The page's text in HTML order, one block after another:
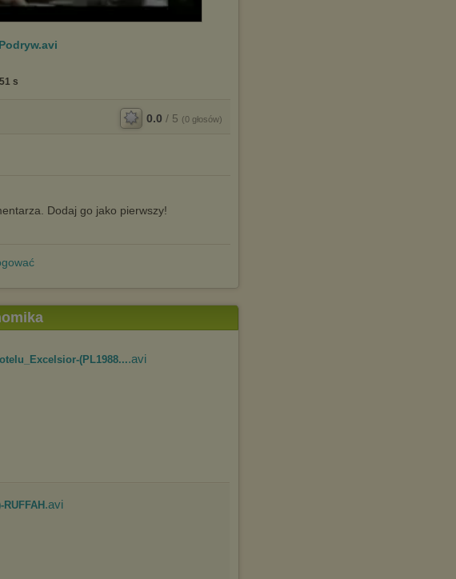
51 s
0.0 / 5 (0 głosów)
Dodaj go jako pierwszy!
(PL1988....avi
.avi